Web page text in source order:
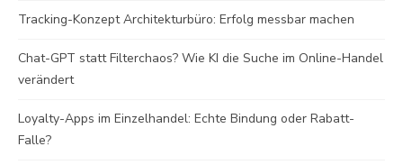
Tracking-Konzept Architekturbüro: Erfolg messbar machen
Chat-GPT statt Filterchaos? Wie KI die Suche im Online-Handel
verändert
Loyalty-Apps im Einzelhandel: Echte Bindung oder Rabatt-
Falle?